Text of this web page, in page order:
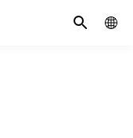
Hae